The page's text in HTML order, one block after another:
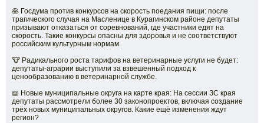
🥞 Госдума против конкурсов на скорость поедания пищи: после
трагического случая на Масленице в Курагинском районе депутаты
призывают отказаться от соревнований, где участники едят на
скорость. Такие конкурсы опасны для здоровья и не соответствуют
российским культурным нормам.
🐮 Радикального роста тарифов на ветеринарные услуги не будет:
депутаты-аграрии выступили за взвешенный подход к
ценообразованию в ветеринарной службе.
📖 Новые муниципальные округа на карте края: На сессии ЗС края
депутаты рассмотрели более 30 законопроектов, включая создание
трёх новых муниципальных округов. Какие ещё изменения ждут
регион?